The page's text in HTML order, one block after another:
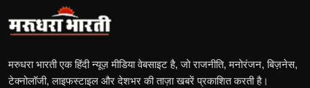
मरुधरा भारती एक हिंदी न्यूज़ मीडिया वेबसाइट है, जो राजनीति, मनोरंजन, बिज़नेस,
टेक्नोलॉजी, लाइफस्टाइल और देशभर की ताज़ा खबरें प्रकाशित करती है।